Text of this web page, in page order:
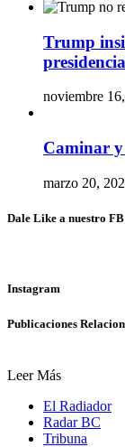
Trump
noviembre
Caminar
marzo 20,
Dale Like a nuestro FB
Instagram
Publicaciones
Leer Más
El Radiador
Radar BC
Tribuna